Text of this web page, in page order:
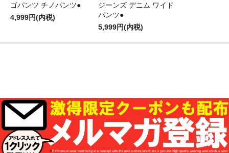
ゴパンツ チノパンツ●
4,999円(内税)
ジーンズ デニム ワイド
パンツ●
5,999円(内税)